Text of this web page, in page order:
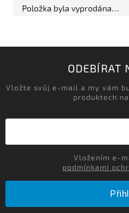
Položka byla vyprodána…
ODEBÍRAT
Vložte svůj e-mail a my vám
produktech
podmínkami